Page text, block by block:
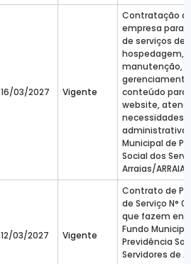
16/03/2027 Vigente
Contratação
empresa para
de serviços de
hospedagem,
manutenção,
conteúdo para
website,
necessidades
administrativa
Municipal de
Social dos
Arraias/
12/03/2027 Vigente
Contrato de
de Serviço N°
que fazem
Fundo
Previdência
Servidores de